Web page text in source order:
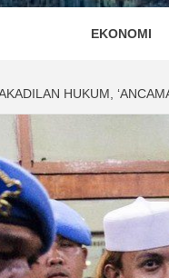
EKONOMI
HUKUM,